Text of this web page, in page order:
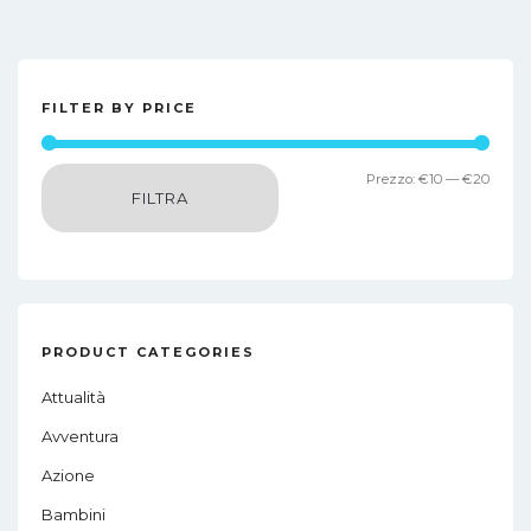
FILTER BY PRICE
FILTRA
Prezzo: €10 —€20
PRODUCT CATEGORIES
Attualità
Avventura
Azione
Bambini